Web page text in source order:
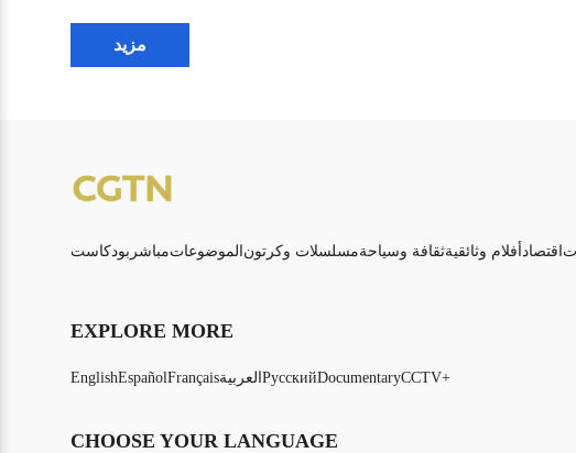
مزيد
بودكاست مباشرالموضوعات مسلسلات وكرتونثقافة وسياحةأفلام وثائقية اقتصاد
EXPLORE MORE
EnglishEspañolFrançaisالعربية РусскийDocumentaryCCTV+
CHOOSE YOUR LANGUAGE